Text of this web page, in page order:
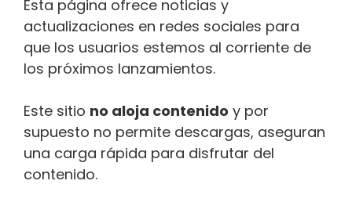
Esta página ofrece noticias y
actualizaciones en redes sociales para
que los usuarios estemos al corriente de
los próximos lanzamientos.
Este sitio no aloja contenido y por
supuesto no permite descargas, aseguran
una carga rápida para disfrutar del
contenido.